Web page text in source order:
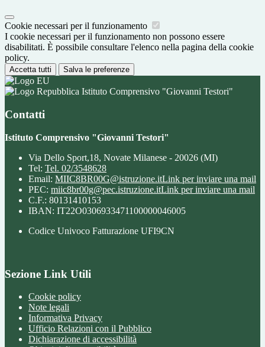
Cookie necessari per il funzionamento
I cookie necessari per il funzionamento non possono essere
disabilitati. È possibile consultare l'elenco nella pagina della cookie
policy.
Accetta tutti Salva le preferenze
Istituto Comprensivo "Giovanni Testori"
Contatti
Istituto Comprensivo "Giovanni Testori"
Via Dello Sport,18, Novate Milanese - 20026 (MI)
Tel: Tel. 02/3548628
Email: MIIC8BR00G@istruzione.itLink per inviare una mail
PEC: miic8br00g@pec.istruzione.itLink per inviare una mail
C.F.: 80131410153
IBAN: IT22O0306933471100000046005
Codice Univoco Fatturazione UFI9CN
Sezione Link Utili
Cookie policy
Note legali
Informativa Privacy
Ufficio Relazioni con il Pubblico
Dichiarazione di accessibilità